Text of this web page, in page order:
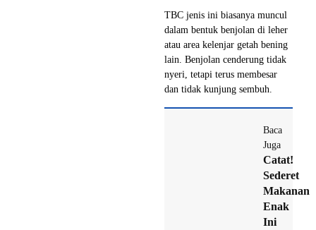
TBC jenis ini biasanya muncul
dalam bentuk benjolan di leher
atau area kelenjar getah bening
lain. Benjolan cenderung tidak
nyeri, tetapi terus membesar
dan tidak kunjung sembuh.
Baca
Juga
Catat!
Sederet
Makanan
Enak
Ini